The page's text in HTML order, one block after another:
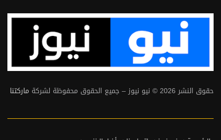
حقوق النشر 2026 © نيو نيوز – جميع الحقوق محفوظة لشركة ماركتنا